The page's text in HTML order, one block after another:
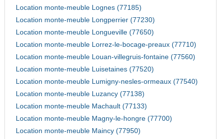
Location monte-meuble Lognes (77185)
Location monte-meuble Longperrier (77230)
Location monte-meuble Longueville (77650)
Location monte-meuble Lorrez-le-bocage-preaux (77710)
Location monte-meuble Louan-villegruis-fontaine (77560)
Location monte-meuble Luisetaines (77520)
Location monte-meuble Lumigny-nesles-ormeaux (77540)
Location monte-meuble Luzancy (77138)
Location monte-meuble Machault (77133)
Location monte-meuble Magny-le-hongre (77700)
Location monte-meuble Maincy (77950)